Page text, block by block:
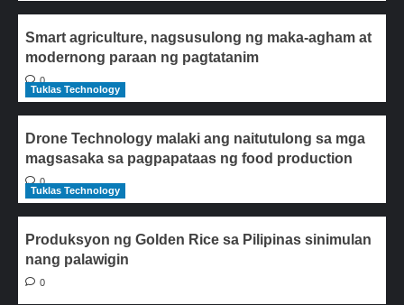
Smart agriculture, nagsusulong ng maka-agham at
modernong paraan ng pagtatanim
0
Tuklas Technology
Drone Technology malaki ang naitutulong sa mga
magsasaka sa pagpapataas ng food production
0
Tuklas Technology
Produksyon ng Golden Rice sa Pilipinas sinimulan
nang palawigin
0